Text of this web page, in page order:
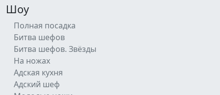
Шоу
Полная посадка
Битва шефов
Битва шефов. Звёзды
На ножах
Адская кухня
Адский шеф